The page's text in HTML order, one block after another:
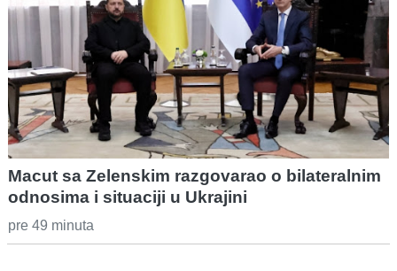
Macut sa Zelenskim razgovarao o bilateralnim
odnosima i situaciji u Ukrajini
pre 49 minuta